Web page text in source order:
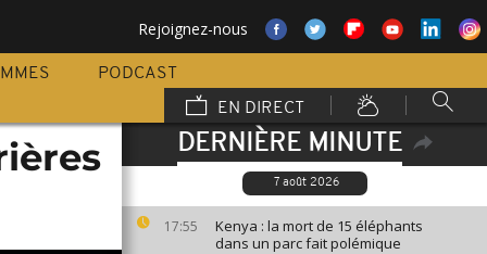
Rejoignez-nous
PODCAST
EN DIRECT
DERNIÈRE MINUTE
7 août 2026
17:55
Kenya : la mort de 15 éléphants
dans un parc fait polémique